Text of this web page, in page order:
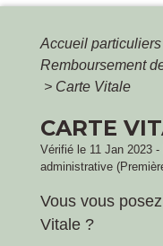
Accueil particuliers
Remboursement
> Carte Vitale
CARTE
Vérifié le 11 Jan 2023
administrative
Vous vous
Vitale ?